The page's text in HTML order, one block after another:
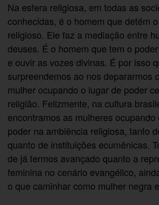
Na esfera religiosa, em todas as
conhecidas, é o homem que detém
religioso. Ele faz a mediação entre
deuses. É o homem que tem o
e ouvir as vozes divinas. É por isso
surpreendemos ao nos depararmos
mulher ocupando o lugar de poder
religião. Felizmente, na cultura
encontramos as mulheres ocupando
poder na ambiência religiosa, tanto
quanto de instituições ecumênicas.
de já termos avançado quanto a
feminina no cenário evangélico,
o que caminhar como mulher negra